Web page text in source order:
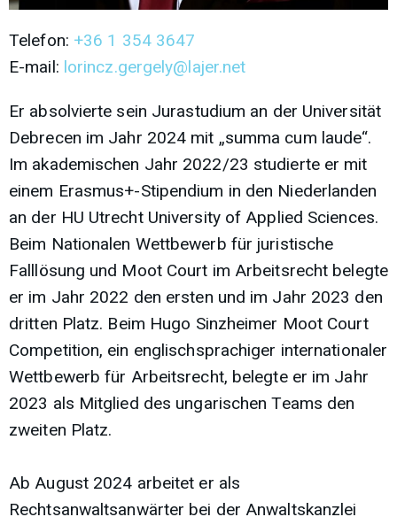
Telefon: +36 1 354 3647
E-mail: lorincz.gergely@lajer.net
Er absolvierte sein Jurastudium an der Universität
Debrecen im Jahr 2024 mit „summa cum laude“.
Im akademischen Jahr 2022/23 studierte er mit
einem Erasmus+-Stipendium in den Niederlanden
an der HU Utrecht University of Applied Sciences.
Beim Nationalen Wettbewerb für juristische
Falllösung und Moot Court im Arbeitsrecht belegte
er im Jahr 2022 den ersten und im Jahr 2023 den
dritten Platz. Beim Hugo Sinzheimer Moot Court
Competition, ein englischsprachiger internationaler
Wettbewerb für Arbeitsrecht, belegte er im Jahr
2023 als Mitglied des ungarischen Teams den
zweiten Platz.
Ab August 2024 arbeitet er als
Rechtsanwaltsanwärter bei der Anwaltskanzlei